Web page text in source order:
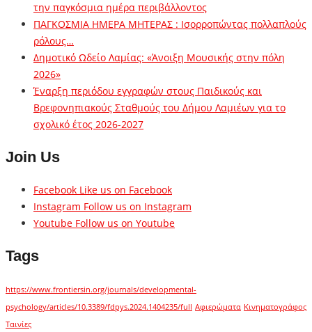
την παγκόσμια ημέρα περιβάλλοντος
ΠΑΓΚΟΣΜΙΑ ΗΜΕΡΑ ΜΗΤΕΡΑΣ : Ισορροπώντας πολλαπλούς
ρόλους…
Δημοτικό Ωδείο Λαμίας: «Άνοιξη Μουσικής στην πόλη
2026»
Έναρξη περιόδου εγγραφών στους Παιδικούς και
Βρεφονηπιακούς Σταθμούς του Δήμου Λαμιέων για το
σχολικό έτος 2026-2027
Join Us
Facebook Like us on Facebook
Instagram Follow us on Instagram
Youtube Follow us on Youtube
Tags
https://www.frontiersin.org/journals/developmental-
psychology/articles/10.3389/fdpys.2024.1404235/full Αφιερώματα Κινηματογράφος
Ταινίες